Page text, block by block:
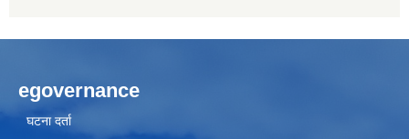
egovernance
घटना दर्ता